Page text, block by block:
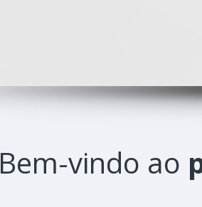
Bem-vindo ao